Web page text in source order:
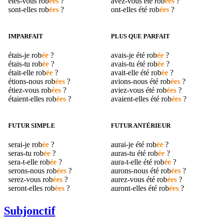
sont-elles robées ?
ont-elles été robées?
IMPARFAIT
étais-je robée ?
étais-tu robée ?
était-elle robée ?
étions-nous robées ?
étiez-vous robées ?
étaient-elles robées ?
PLUS QUE PARFAIT
avais-je été robée?
avais-tu été robée?
avait-elle été robée?
avions-nous été robées?
aviez-vous été robées?
avaient-elles été robées?
FUTUR SIMPLE
serai-je robée ?
seras-tu robée ?
sera-t-elle robée ?
serons-nous robées ?
serez-vous robées ?
seront-elles robées ?
FUTUR ANTÉRIEUR
aurai-je été robée?
auras-tu été robée?
aura-t-elle été robée?
aurons-nous été robées?
aurez-vous été robées?
auront-elles été robées?
Subjonctif